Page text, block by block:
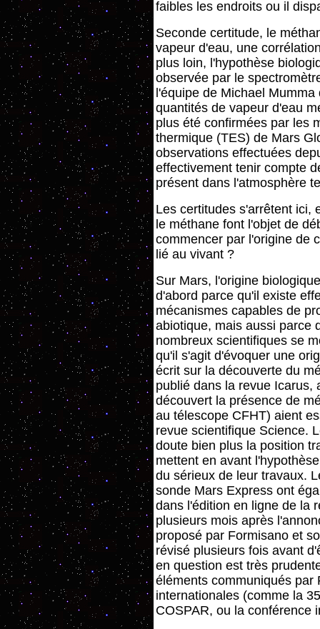
faibles les endroits ou il
Seconde certitude, le
vapeur d'eau, une
plus loin, l'hypothèse
observée par le
l'équipe de Michael
quantités de vapeur d'eau
plus été confirmées par les
thermique (TES) de Mars
observations effectuées
effectivement tenir compte
présent dans l'atmosphère
Les certitudes s'arrêtent ici,
le méthane font l'objet de
commencer par l'origine de
lié au vivant ?
Sur Mars, l'origine
d'abord parce qu'il existe
mécanismes capables de
abiotique, mais aussi parce
nombreux scientifiques se
qu'il s'agit d'évoquer une
écrit sur la découverte du
publié dans la revue Icarus,
découvert la présence de
au télescope CFHT) aient
revue scientifique Science.
doute bien plus la position
mettent en avant
du sérieux de leur travaux.
sonde Mars Express ont
dans l'édition en ligne de la
plusieurs mois après
proposé par Formisano et
révisé plusieurs fois avant
en question est très
éléments communiqués par
internationales (comme la
COSPAR, ou la conférence